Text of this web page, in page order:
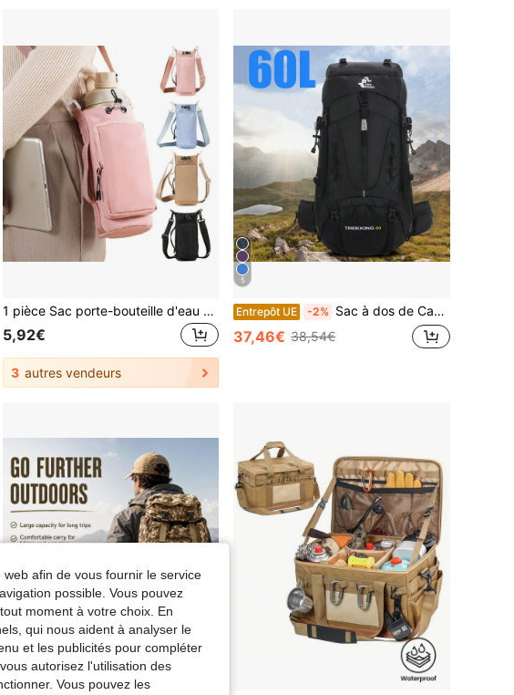
1 pièce Sac porte-bouteille d'eau avec poche pour téléphone, sangle d'épaule réglable, convient pour la marche, la randonnée, le camping, la salle de sport
5,92€
3 autres vendeurs
5
Entrepôt UE -2% Sac à dos de Camping en plein air 60l, sac à dos de randonnée de grande capacité, espace de rangement multifonctionnel unisexe avec housse de pluie
37,46€ 38,54€
afin de vous fournir le service
possible. Vous pouvez
moment à votre choix. En
qui nous aident à analyser le
et les publicités pour compléter
autorisez l'utilisation des
Vous pouvez les